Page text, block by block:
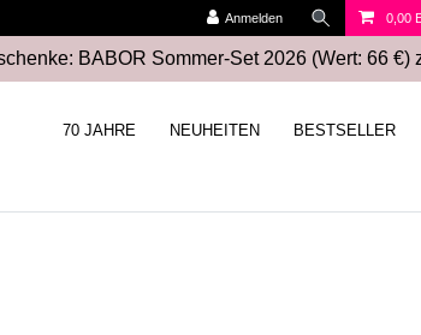
Anmelden 0,00
BABOR Sommer-Set 2026 (Wert: 66 €)
70 JAHRE NEUHEITEN BESTSELLER